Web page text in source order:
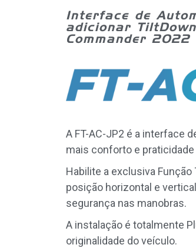
Interface de
adicionar
Commander 2022
A FT-AC-JP2 é a interface
mais conforto e
Habilite a exclusiva
posição horizontal e
segurança nas manobras.
A instalação é totalmente
originalidade do veículo.